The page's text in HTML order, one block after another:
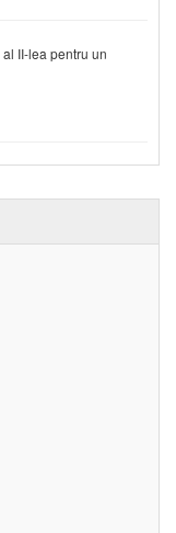
II-lea pentru un